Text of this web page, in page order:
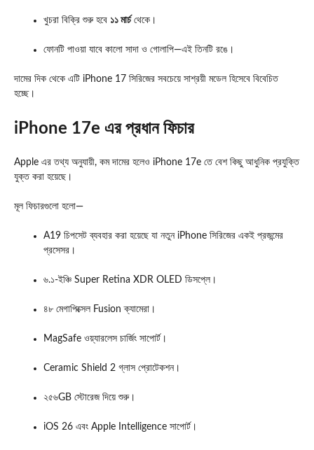
খুচরা বিক্রি শুরু হবে ১১ মার্চথেকে।
ফোনটি পাওয়া যাবে কালো সাদা ও গোলাপি—এই তিনটি রঙে।
দামের দিক থেকে এটি iPhone 17 সিরিজের সবচেয়ে সাশ্রয়ী মডেল হিসেবে বিবেচিত
হচ্ছে।
iPhone 17e এর প্রধান ফিচার
Apple এর তথ্য অনুযায়ী, কম দামের হলেও iPhone 17e তে বেশ কিছু আধুনিক প্রযুক্তি
যুক্ত করা হয়েছে।
মূল ফিচারগুলো হলো—
A19 চিপসেট ব্যবহার করা হয়েছে যা নতুন iPhone সিরিজের একই প্রজন্মের
প্রসেসর।
৬.১-ইঞ্চি Super Retina XDR OLED ডিসপ্লে।
৪৮ মেগাপিক্সেল Fusion ক্যামেরা।
MagSafe ওয়্যারলেস চার্জিং সাপোর্ট।
Ceramic Shield 2 গ্লাস প্রোটেকশন।
২৫৬GB স্টোরেজ দিয়ে শুরু।
iOS 26 এবং Apple Intelligence সাপোর্ট।